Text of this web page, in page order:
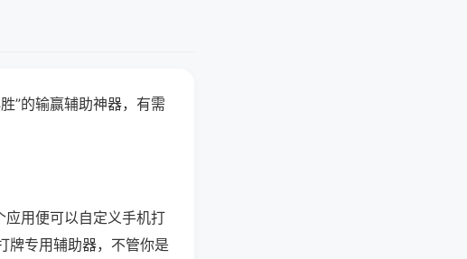
”的输赢辅助神器，有需
应用便可以自定义手机打
牌专用辅助器，不管你是